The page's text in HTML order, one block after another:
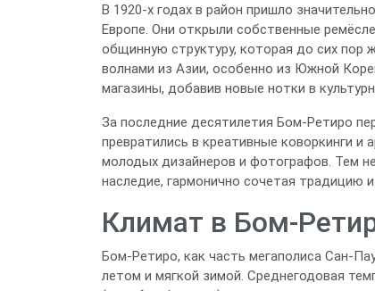
В 1920‑х годах в район пришло
Европе. Они открыли собственные
общинную структуру, которая до сих пор
волнами из Азии, особенно из Южной
магазины, добавив новые нотки в
За последние десятилетия Бом‑Ретиро
превратились в креативные коворкинги и
молодых дизайнеров и фотографов. Тем
наследие, гармонично сочетая традицию
Климат в
Бом‑Ретиро, как часть мегаполиса
летом и мягкой зимой. Среднегодовая